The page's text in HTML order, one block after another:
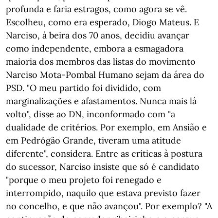
profunda e faria estragos, como agora se vê.
Escolheu, como era esperado, Diogo Mateus. E
Narciso, à beira dos 70 anos, decidiu avançar
como independente, embora a esmagadora
maioria dos membros das listas do movimento
Narciso Mota-Pombal Humano sejam da área do
PSD. "O meu partido foi dividido, com
marginalizações e afastamentos. Nunca mais lá
volto", disse ao DN, inconformado com "a
dualidade de critérios. Por exemplo, em Ansião e
em Pedrógão Grande, tiveram uma atitude
diferente", considera. Entre as críticas à postura
do sucessor, Narciso insiste que só é candidato
"porque o meu projeto foi renegado e
interrompido, naquilo que estava previsto fazer
no concelho, e que não avançou". Por exemplo? "A